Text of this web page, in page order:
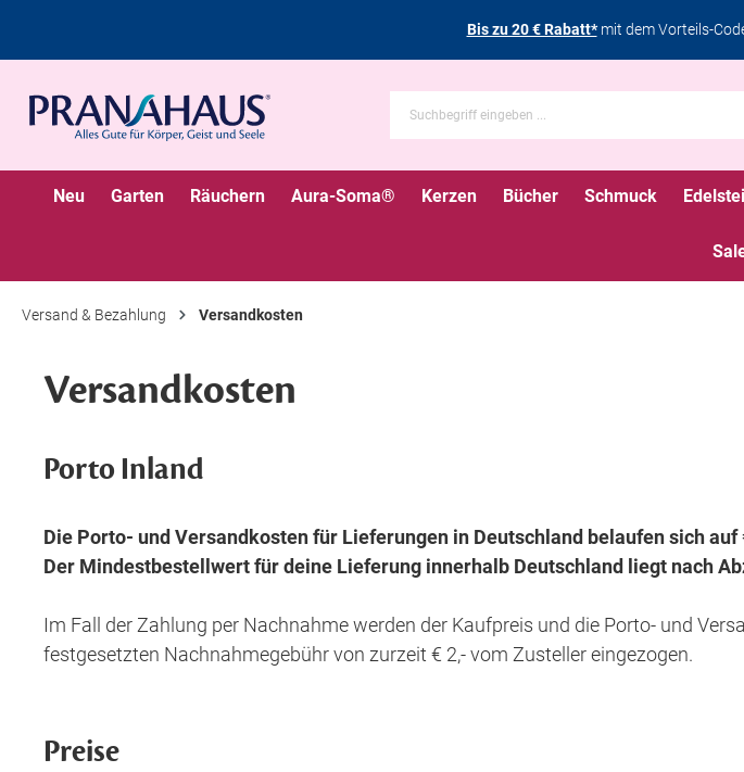
Bis zu 20 € Rabatt*mit dem Vorteils-
Neu Garten Räuchern Aura-Soma® Kerzen Bücher Schmuck
Versand & Bezahlung Versandkosten
Versandkosten
Porto Inland
Die Porto- und Versandkosten für Lieferungen in Deutschland belaufen sich auf
Der Mindestbestellwert für deine Lieferung innerhalb Deutschland liegt nach
Im Fall der Zahlung per Nachnahme werden der Kaufpreis und die Porto- und
festgesetzten Nachnahmegebühr von zurzeit € 2,- vom Zusteller eingezogen.
Preise